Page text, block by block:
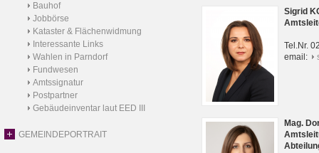
Bauhof
Jobbörse
Kataster & Flächenwidmung
Interessante Links
Wahlen in Parndorf
Fundwesen
Amtssignatur
Postpartner
Gebäudeinventar laut EED III
GEMEINDEPORTRAIT
Sigrid
Tel.Nr.
email:
Mag.